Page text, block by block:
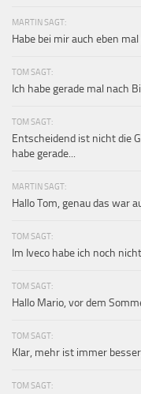
MARTIN SAGT:
Habe bei mir auch eben
TOM SAGT:
Ich habe gerade mal nach
TOM SAGT:
Entscheidend ist nicht die
habe gerade...
MARTIN SAGT:
Hallo Tom, genau das war
TOM SAGT:
Im Iveco habe ich noch
TOM SAGT:
Hallo Mario, vor dem
TOM SAGT:
Klar, mehr ist immer
TOM SAGT: